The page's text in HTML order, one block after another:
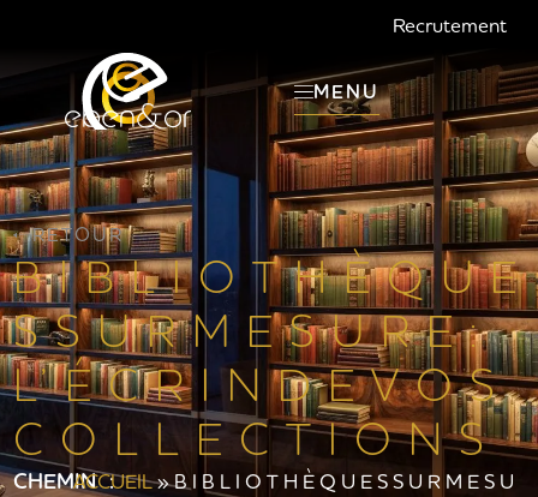
Recrutement
MENU
RETOUR
B I B L I O T H È Q U E
S S U R M E S U R E :
L’ É C R I N D E V O S
C O L L E C T I O N S
CHEMIN :
ACCUEIL»B I B L I O T H È Q U E S S U R M E S U